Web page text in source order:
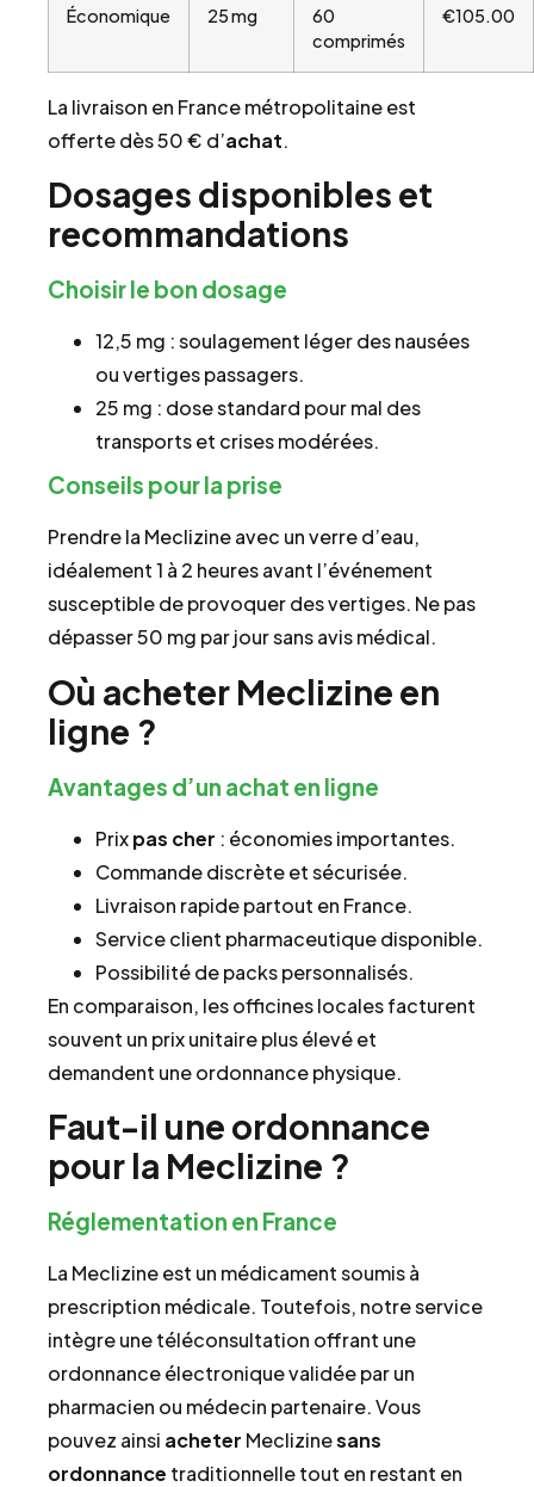
Économique 25 mg
60
comprimés
€105.00
La livraison en France métropolitaine est
offerte dès 50 € d’achat.
Dosages disponibles et
recommandations
Choisir le bon dosage
12,5 mg : soulagement léger des nausées
ou vertiges passagers.
25 mg : dose standard pour mal des
transports et crises modérées.
Conseils pour la prise
Prendre la Meclizine avec un verre d’eau,
idéalement 1 à 2 heures avant l’événement
susceptible de provoquer des vertiges. Ne pas
dépasser 50 mg par jour sans avis médical.
Où acheter Meclizine en
ligne ?
Avantages d’un achat en ligne
Prixpas cher : économies importantes.
Commande discrète et sécurisée.
Livraison rapide partout en France.
Service client pharmaceutique disponible.
Possibilité de packs personnalisés.
En comparaison, les officines locales facturent
souvent un prix unitaire plus élevé et
demandent une ordonnance physique.
Faut-il une ordonnance
pour la Meclizine ?
Réglementation en France
La Meclizine est un médicament soumis à
prescription médicale. Toutefois, notre service
intègre une téléconsultation offrant une
ordonnance électronique validée par un
pharmacien ou médecin partenaire. Vous
pouvez ainsi acheter Meclizinesans
ordonnance traditionnelle tout en restant en